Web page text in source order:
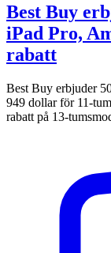
Best Buy
iPad Pro,
rabatt
Best Buy erbjuder
949 dollar för 11-
rabatt på 13-